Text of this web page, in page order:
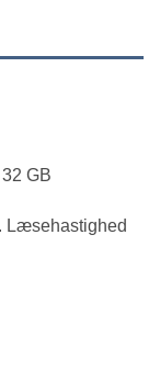
GB
Læsehastighed